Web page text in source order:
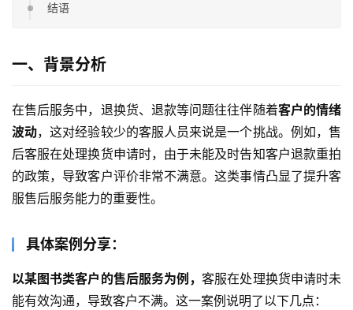
结语
一、背景分析
在售后服务中，退换货、退款等问题往往伴随着客户的情绪
波动，这对经验较少的客服人员来说是一个挑战。例如，售
后客服在处理换货申请时，由于未能及时告知客户退款重拍
的政策，导致客户评价非常不满意。这类事情凸显了提升客
服售后服务能力的重要性。
具体案例分享：
以某图书类客户的售后服务为例，客服在处理换货申请时未
能有效沟通，导致客户不满。这一案例说明了以下几点：